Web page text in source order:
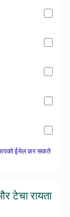
ईमेल कर सकते
टेचा रायता